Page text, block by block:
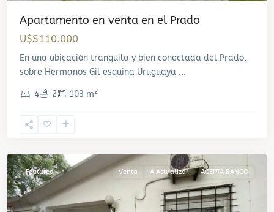
Apartamento en venta en el Prado
U$S110.000
En una ubicación tranquila y bien conectada del Prado,
sobre Hermanos Gil esquina Uruguaya ...
4 2 103 m2
Teja
Featured Venta A Actualizar ACEPTA BANCO